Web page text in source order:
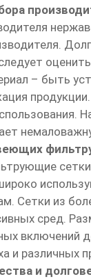
– быть
сетки
Сетки из
сред.
включений
и различных
и